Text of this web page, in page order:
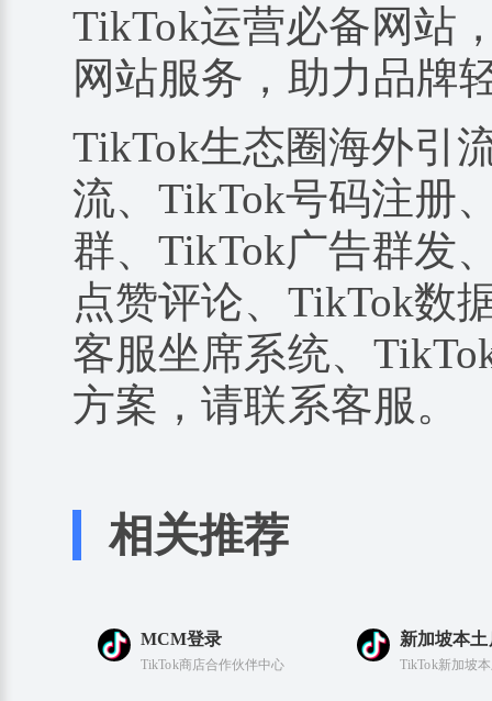
TikTok运营必备网站
网站服务，助力品牌
TikTok生态圈海外引
流、TikTok号码注册
群、TikTok广告群发
点赞评论、TikTok数
客服坐席系统、
方案，请联系客服。
相关推荐
MCM登录
TikTok商店合作伙伴中心
新加坡本土
TikTok新加坡